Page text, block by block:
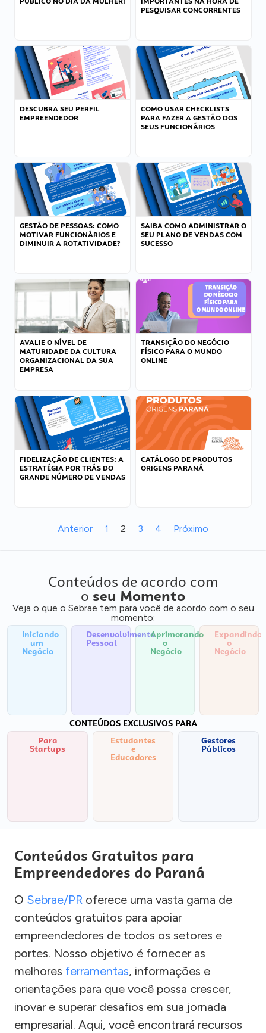
PESQUISAR CONCORRENTES
DESCUBRA SEU PERFIL
EMPREENDEDOR
COMO USAR CHECKLISTS
PARA FAZER A GESTÃO DOS
SEUS FUNCIONÁRIOS
GESTÃO DE PESSOAS: COMO
MOTIVAR FUNCIONÁRIOS E
DIMINUIR A ROTATIVIDADE?
SAIBA COMO ADMINISTRAR O
SEU PLANO DE VENDAS COM
SUCESSO
AVALIE O NÍVEL DE
MATURIDADE DA CULTURA
ORGANIZACIONAL DA SUA
EMPRESA
TRANSIÇÃO DO NEGÓCIO
FÍSICO PARA O MUNDO
ONLINE
FIDELIZAÇÃO DE CLIENTES: A
ESTRATÉGIA POR TRÁS DO
GRANDE NÚMERO DE VENDAS
CATÁLOGO DE PRODUTOS
ORIGENS PARANÁ
Anterior 1 2 3 4 Próximo
Conteúdos de acordo com
o seu Momento
Veja o que o Sebrae tem para você de acordo com o seu
momento:
Iniciando
um
Negócio
Desenvolvimento
Pessoal
Aprimorando
o
Negócio
Expandindo
o
Negócio
CONTEÚDOS EXCLUSIVOS PARA
Para
Startups
Estudantes
e
Educadores
Gestores
Públicos
Conteúdos Gratuitos para
Empreendedores do Paraná
O Sebrae/PR oferece uma vasta gama de
conteúdos gratuitos para apoiar
empreendedores de todos os setores e
portes. Nosso objetivo é fornecer as
melhores ferramentas, informações e
orientações para que você possa crescer,
inovar e superar desafios em sua jornada
empresarial. Aqui, você encontrará recursos